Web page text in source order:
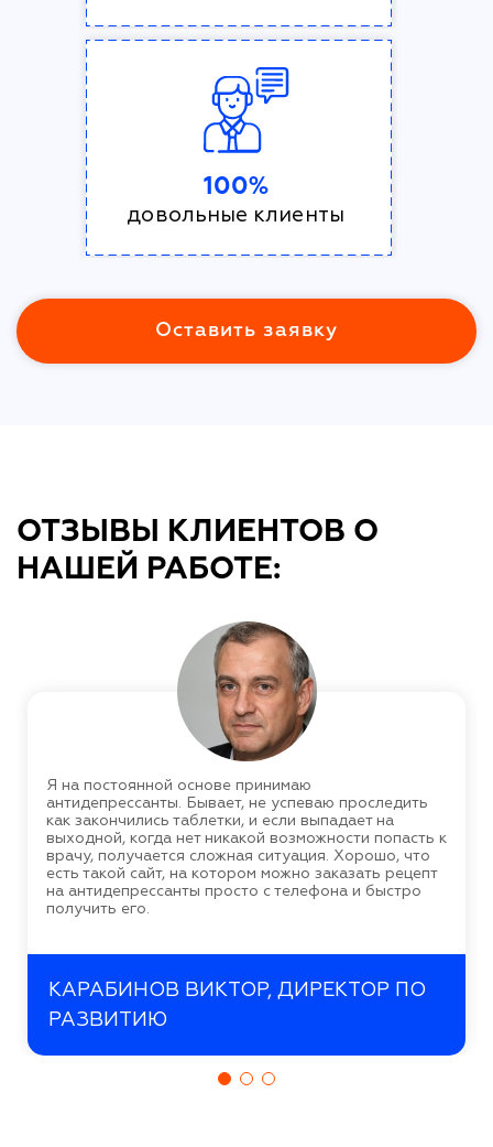
100%
довольные клиенты
Оставить заявку
ОТЗЫВЫ КЛИЕНТОВ О
НАШЕЙ РАБОТЕ:
Я на постоянной основе принимаю
антидепрессанты. Бывает, не успеваю проследить
как закончились таблетки, и если выпадает на
выходной, когда нет никакой возможности попасть к
врачу, получается сложная ситуация. Хорошо, что
есть такой сайт, на котором можно заказать рецепт
на антидепрессанты просто с телефона и быстро
получить его.
КАРАБИНОВ ВИКТОР, ДИРЕКТОР ПО
РАЗВИТИЮ